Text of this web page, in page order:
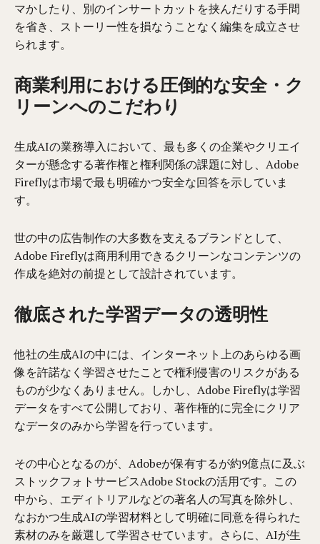
マかしたり、別のインサートカットを挟んだりする手間
を省き、ストーリー性を損なうことなく編集を成立させ
られます。
商業利用における圧倒的な安全・ク
リーンへのこだわり
生成AIの業務導入において、最も多くの企業やクリエイ
ターが懸念する著作権と権利関係の課題に対し、Adobe
Fireflyは市場で最も明確かつ安全な回答を示していま
す。
世の中の広告制作の大多数を支えるブランドとして、
Adobe Fireflyは商用利用できるクリーンなコンテンツの
作成を絶対の前提として設計されています。
徹底された学習データの透明性
他社の生成AIの中には、インターネット上のあらゆる画
像を許諾なく学習させたことで権利侵害のリスクがある
ものが少なくありません。しかし、Adobe Fireflyは学習
データをすべて公開しており、著作権的に完全にクリア
なデータのみから学習を行っています。
その中心となるのが、Adobeが保有するが約9億点に及ぶ
ストックフォトサービスAdobe Stockの活用です。この
中から、エディトリアルなどの著名人の写真を除外し、
なおかつ生成AIの学習材料として明確に同意を得られた
素材のみを厳選して学習させています。さらに、AIが生